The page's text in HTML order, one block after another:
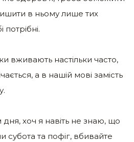
в ньому лише тих
потрібні.
вживають настільки часто,
а в нашій мові замість
хоч я навіть не знаю, що
субота та пофіг, вбивайте